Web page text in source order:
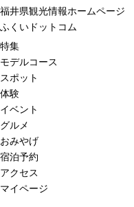
福井県観光情報ホームページ
ふくいドットコム
特集
モデルコース
スポット
体験
イベント
グルメ
おみやげ
宿泊予約
アクセス
マイページ